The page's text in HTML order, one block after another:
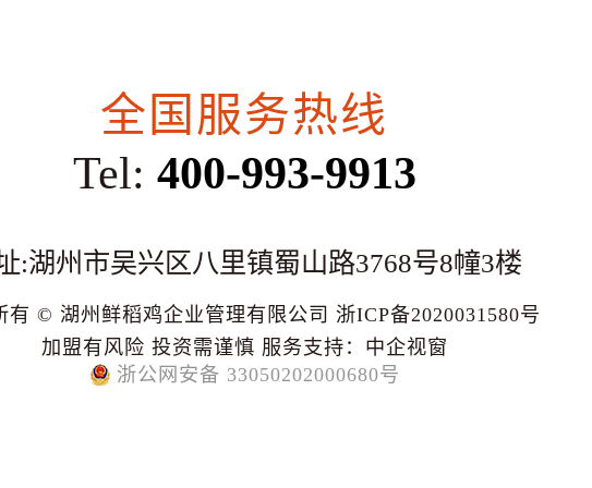
全国服务热线
Tel: 400-993-9913
:湖州市吴兴区八里镇蜀山路3768号8幢3楼
有 © 湖州鲜稻鸡企业管理有限公司 浙ICP备2020031580号
加盟有风险 投资需谨慎 服务支持： 中企视窗
浙公网安备 33050202000680号